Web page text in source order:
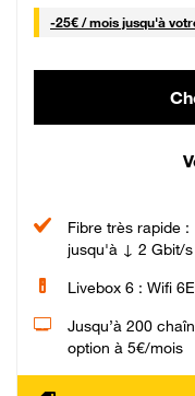
-25€ / mois25 € par
jusqu'à
Fibre très rapide :
jusqu'à ↓ 2 Gbit/
Livebox 6 : Wifi 6E
Jusqu’à 200
option à 5€/mois